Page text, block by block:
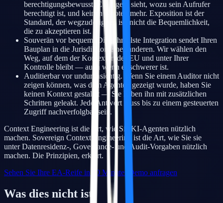
berechtigungsbewusst. Ein Agent sieht, wozu sein Aufrufer
berechtigt ist, und keinen Knoten mehr. Exposition ist der
Standard, der wegzudesignen ist, nicht die Bequemlichkeit,
die zu akzeptieren ist.
Souverän vor bequem. Die schnellste Integration sendet Ihren
Bauplan in die Jurisdiktion eines anderen. Wir wählen den
Weg, auf dem der Kontext in der EU und unter Ihrer
Kontrolle bleibt — auch wenn er schwerer ist.
Auditierbar vor undurchsichtig. Wenn Sie einem Auditor nicht
zeigen können, was dem Agenten gezeigt wurde, haben Sie
keinen Kontext gestaltet — Sie haben ihn mit zusätzlichen
Schritten geleakt. Jede Antwort muss bis zu einem gesteuerten
Zugriff nachverfolgbar sein.
Context Engineering ist die Art, wie Sie KI-Agenten nützlich
machen. Sovereign Context Engineering ist die Art, wie Sie sie
unter Datenresidenz-, Governance- und Audit-Vorgaben nützlich
machen. Die Prinzipien, erklärt.
Sehen Sie Ihre EA-Reife in 10 Minuten
Demo anfragen
Was dies nicht ist